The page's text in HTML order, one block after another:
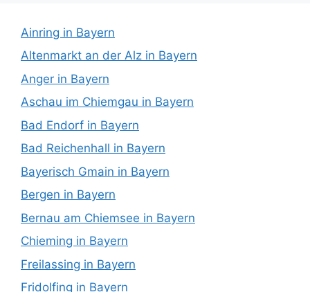
Ainring in Bayern
Altenmarkt an der Alz in Bayern
Anger in Bayern
Aschau im Chiemgau in Bayern
Bad Endorf in Bayern
Bad Reichenhall in Bayern
Bayerisch Gmain in Bayern
Bergen in Bayern
Bernau am Chiemsee in Bayern
Chieming in Bayern
Freilassing in Bayern
Fridolfing in Bayern